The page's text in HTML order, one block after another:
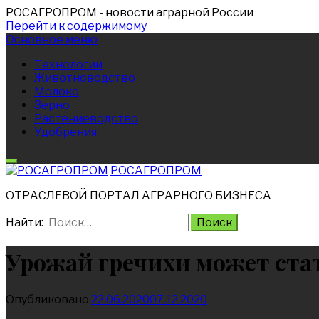
РОСАГРОПРОМ - новости аграрной России
Перейти к содержимому
Основное меню
Технологии
Животноводство
Молоко
Зерно
Растениеводство
Удобрения
РОСАГРОПРОМ
ОТРАСЛЕВОЙ ПОРТАЛ АГРАРНОГО БИЗНЕСА
Найти:
Урожай гречихи может
Опубликовано 22.06.202007.12.2020